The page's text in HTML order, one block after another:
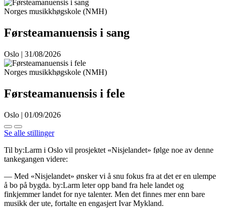
Norges musikkhøgskole (NMH)
Førsteamanuensis i sang
Oslo | 31/08/2026
Norges musikkhøgskole (NMH)
Førsteamanuensis i fele
Oslo | 01/09/2026
Se alle stillinger
Til by:Larm i Oslo vil prosjektet «Nisjelandet» følge noe av denne
tankegangen videre:
— Med «Nisjelandet» ønsker vi å snu fokus fra at det er en ulempe
å bo på bygda. by:Larm leter opp band fra hele landet og
finkjemmer landet for nye talenter. Men det finnes mer enn bare
musikk der ute, fortalte en engasjert Ivar Mykland.